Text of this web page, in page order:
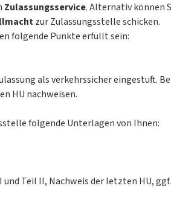
Zulassungsservice. Alternativ können
zur Zulassungsstelle schicken.
folgende Punkte erfüllt sein:
als verkehrssicher eingestuft.
HU nachweisen.
folgende Unterlagen von Ihnen:
Teil II, Nachweis der letzten HU,